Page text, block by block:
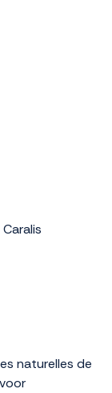
naturelles de